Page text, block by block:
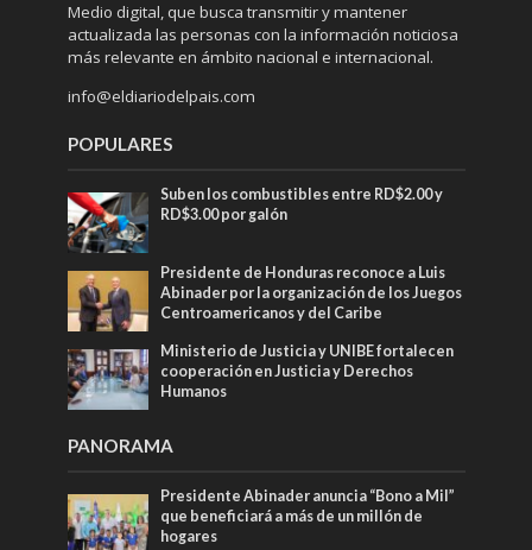
Medio digital, que busca transmitir y mantener
actualizada las personas con la información noticiosa
más relevante en ámbito nacional e internacional.
info@eldiariodelpais.com
POPULARES
Suben los combustibles entre RD$2.00 y
RD$3.00 por galón
Presidente de Honduras reconoce a Luis
Abinader por la organización de los Juegos
Centroamericanos y del Caribe
Ministerio de Justicia y UNIBE fortalecen
cooperación en Justicia y Derechos
Humanos
PANORAMA
Presidente Abinader anuncia “Bono a Mil”
que beneficiará a más de un millón de
hogares